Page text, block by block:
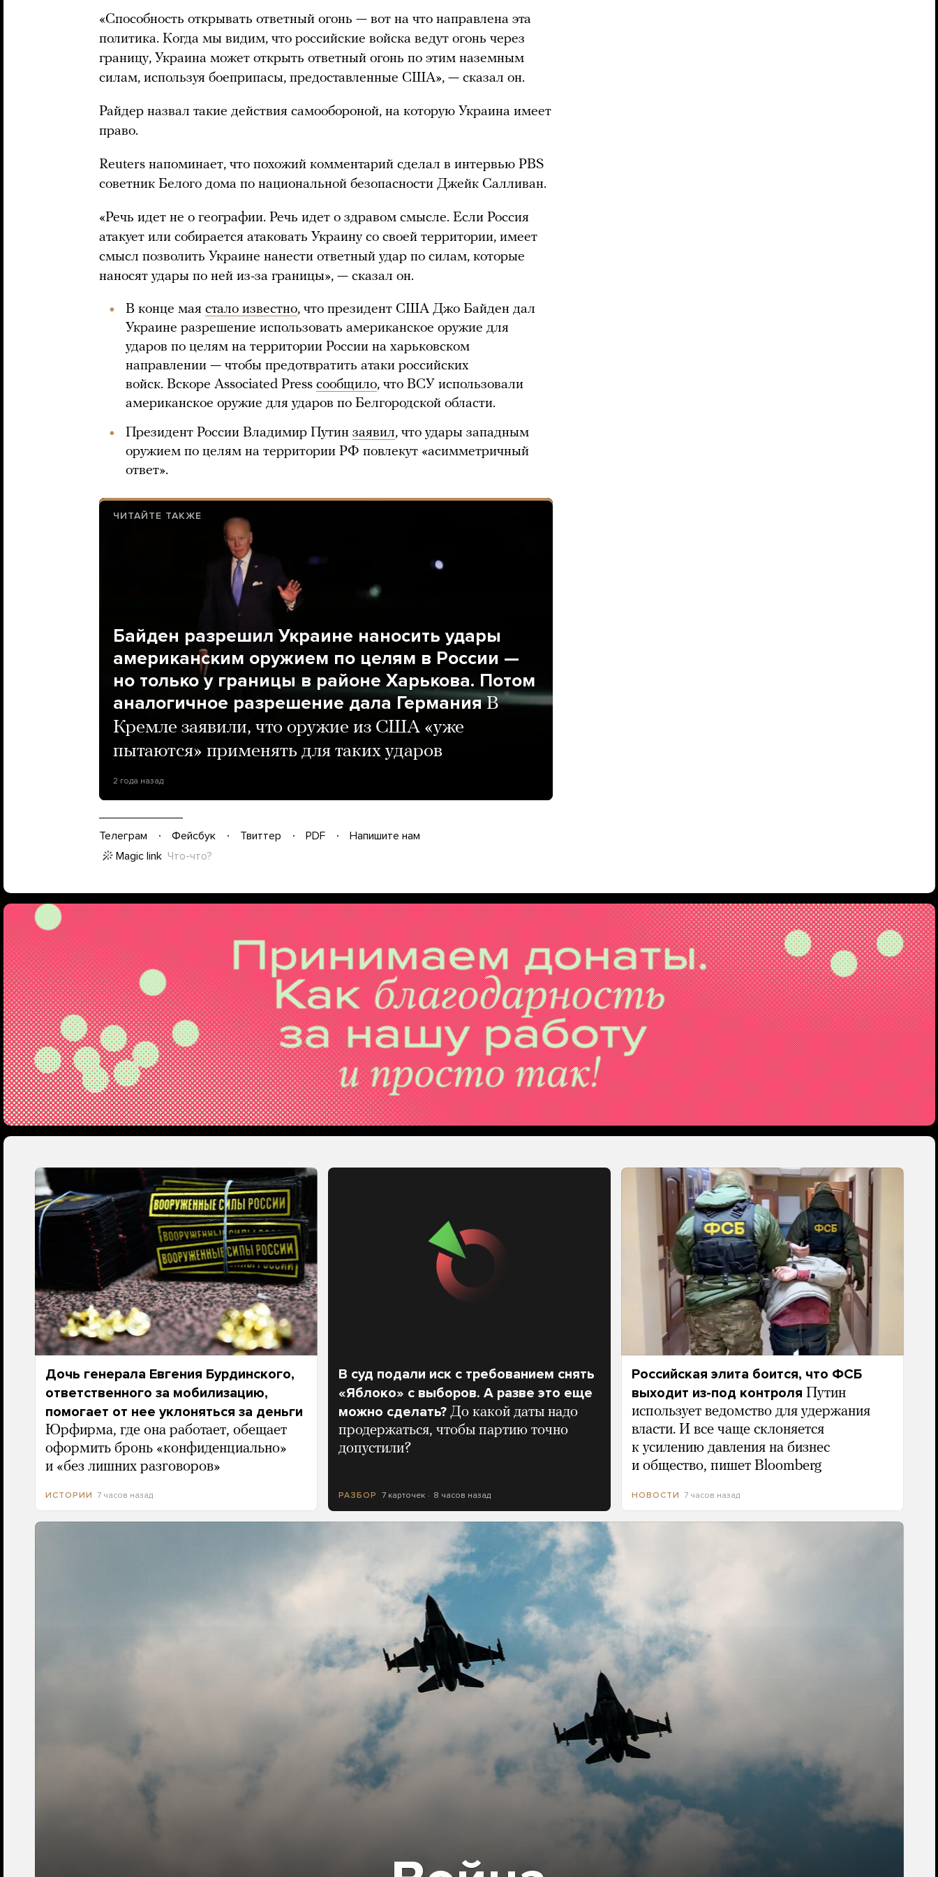
«Способность открывать ответный огонь — вот на что направлена эта
политика. Когда мы видим, что российские войска ведут огонь через
границу, Украина может открыть ответный огонь по этим наземным
силам, используя боеприпасы, предоставленные США», — сказал он.
Райдер назвал такие действия самообороной, на которую Украина имеет
право.
Reuters напоминает, что похожий комментарий сделал в интервью PBS
советник Белого дома по национальной безопасности Джейк Салливан.
«Речь идет не о географии. Речь идет о здравом смысле. Если Россия
атакует или собирается атаковать Украину со своей территории, имеет
смысл позволить Украине нанести ответный удар по силам, которые
наносят удары по ней из-за границы», — сказал он.
В конце мая стало известно, что президент США Джо Байден дал
Украине разрешение использовать американское оружие для
ударов по целям на территории России на харьковском
направлении — чтобы предотвратить атаки российских
войск. Вскоре Associated Press сообщило, что ВСУ использовали
американское оружие для ударов по Белгородской области.
Президент России Владимир Путин заявил, что удары западным
оружием по целям на территории РФ повлекут «асимметричный
ответ».
ЧИТАЙТЕ ТАКЖЕ
Байден разрешил Украине наносить удары
американским оружием по целям в России —
но только у границы в районе Харькова. Потом
аналогичное разрешение дала Германия В
Кремле заявили, что оружие из США «уже
пытаются» применять для таких ударов
2 года назад
Телеграм Фейсбук Твиттер PDF
Напишите нам
Magic link Что-что?
Дочь генерала Евгения Бурдинского,
ответственного за мобилизацию,
помогает от нее уклоняться за деньги
Юрфирма, где она работает, обещает
оформить бронь «конфиденциально»
и «без лишних разговоров»
ИСТОРИИ 7 часов назад
В суд подали иск с требованием снять
«Яблоко» с выборов. А разве это еще
можно сделать? До какой даты надо
продержаться, чтобы партию точно
допустили?
РАЗБОР 7 карточек 8 часов назад
Российская элита боится, что ФСБ
выходит из-под контроля Путин
использует ведомство для удержания
власти. И все чаще склоняется
к усилению давления на бизнес
и общество, пишет Bloomberg
НОВОСТИ 7 часов назад